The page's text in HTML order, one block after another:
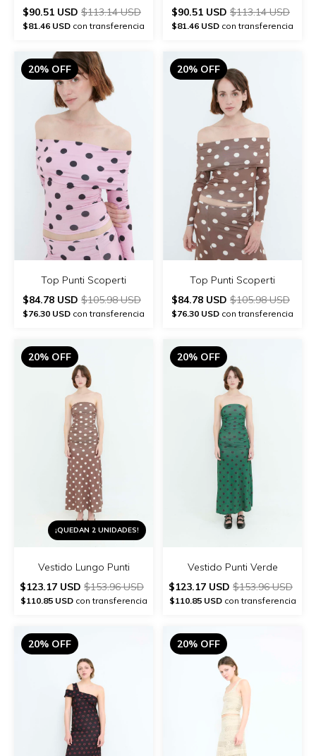
$90.51 USD $113.14 USD
$81.46 USD con transferencia
$90.51 USD $113.14 USD
$81.46 USD con transferencia
20% OFF
Top Punti Scoperti
$84.78 USD $105.98 USD
$76.30 USD con transferencia
20% OFF
Top Punti Scoperti
$84.78 USD $105.98 USD
$76.30 USD con transferencia
20% OFF
¡QUEDAN 2 UNIDADES!
Vestido Lungo Punti
$123.17 USD $153.96 USD
$110.85 USDcon transferencia
20% OFF
Vestido Punti Verde
$123.17 USD $153.96 USD
$110.85 USDcon transferencia
20% OFF 20% OFF